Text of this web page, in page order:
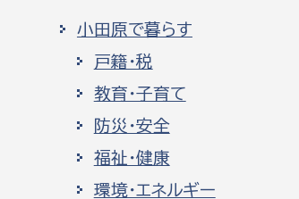
上下水道局
経営総務課
給排水業務課
水道整備課
下水道整備課
小田原で暮らす
戸籍・税
教育・子育て
防災・安全
福祉・健康
環境・エネルギー